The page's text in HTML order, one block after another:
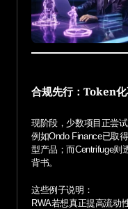
合规先行：Token
现阶段，少数项目正尝
例如Ondo Finance已取
型产品；而Centrifuge则
背书。
这些例子说明：
RWA若想真正提高流动